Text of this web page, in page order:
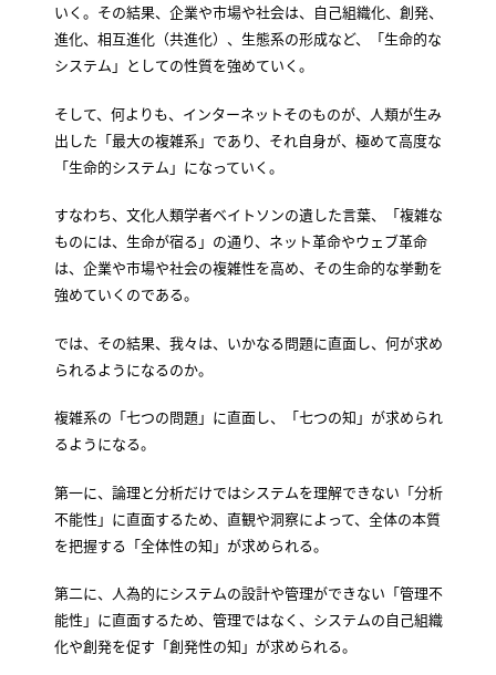
いく。その結果、企業や市場や社会は、自己組織化、創発、
進化、相互進化（共進化）、生態系の形成など、「生命的な
システム」としての性質を強めていく。
そして、何よりも、インターネットそのものが、人類が生み
出した「最大の複雑系」であり、それ自身が、極めて高度な
「生命的システム」になっていく。
すなわち、文化人類学者ベイトソンの遺した言葉、「複雑な
ものには、生命が宿る」の通り、ネット革命やウェブ革命
は、企業や市場や社会の複雑性を高め、その生命的な挙動を
強めていくのである。
では、その結果、我々は、いかなる問題に直面し、何が求め
られるようになるのか。
複雑系の「七つの問題」に直面し、「七つの知」が求められ
るようになる。
第一に、論理と分析だけではシステムを理解できない「分析
不能性」に直面するため、直観や洞察によって、全体の本質
を把握する「全体性の知」が求められる。
第二に、人為的にシステムの設計や管理ができない「管理不
能性」に直面するため、管理ではなく、システムの自己組織
化や創発を促す「創発性の知」が求められる。